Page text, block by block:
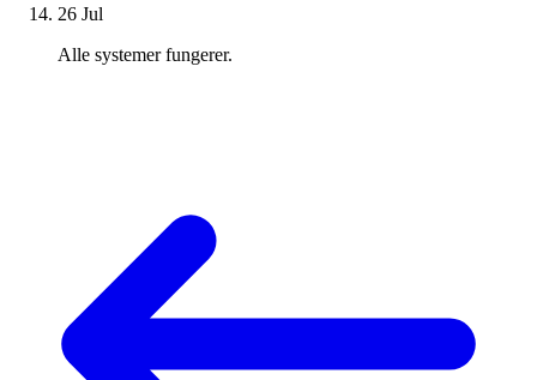
26 Jul
Alle systemer fungerer.